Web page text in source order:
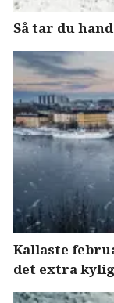
Så tar du
Kallaste
det extra